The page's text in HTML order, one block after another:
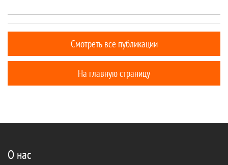
Смотреть все публикации
На главную страницу
О нас